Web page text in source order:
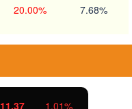
20.00% 7.68%
11.37 1.01%